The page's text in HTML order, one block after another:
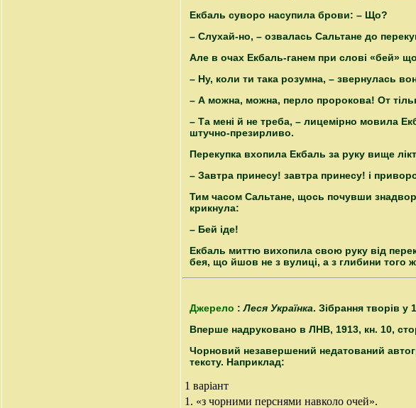
Екбаль суворо насупила брови: – Що?
– Слухай-но, – озвалась Сальтане до
Але в очах Екбаль-ганем при слові «бей»
– Ну, коли ти така розумна, – звернулась
– А можна, можна, перло пророкова! От
– Та мені й не треба, – лицемірно мовила
штучно-презирливо.
Перекупка вхопила Екбаль за руку вище
– Завтра принесу! завтра принесу! і
Тим часом Сальтане, щось почувши
крикнула:
– Бей іде!
Екбаль миттю вихопила свою руку від
бея, що йшов не з вулиці, а з глибини того
Джерело :Леся Українка. Зібрання творів у
Вперше надруковано в ЛНВ, 1913, кн. 10,
Чорновий незавершений недатований
тексту. Наприклад:
1 варіант
1. «з чорними перснями навколо очей».